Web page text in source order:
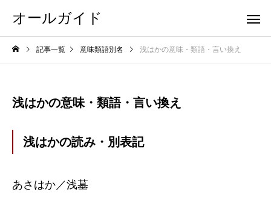
オールガイド
記事一覧 意味類語別名 浅はかの意味・類語・言い換え
浅はかの意味・類語・言い換え
浅はかの読み・別表記
あさはか／浅墓